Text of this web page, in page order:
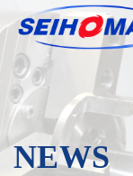
NEWS